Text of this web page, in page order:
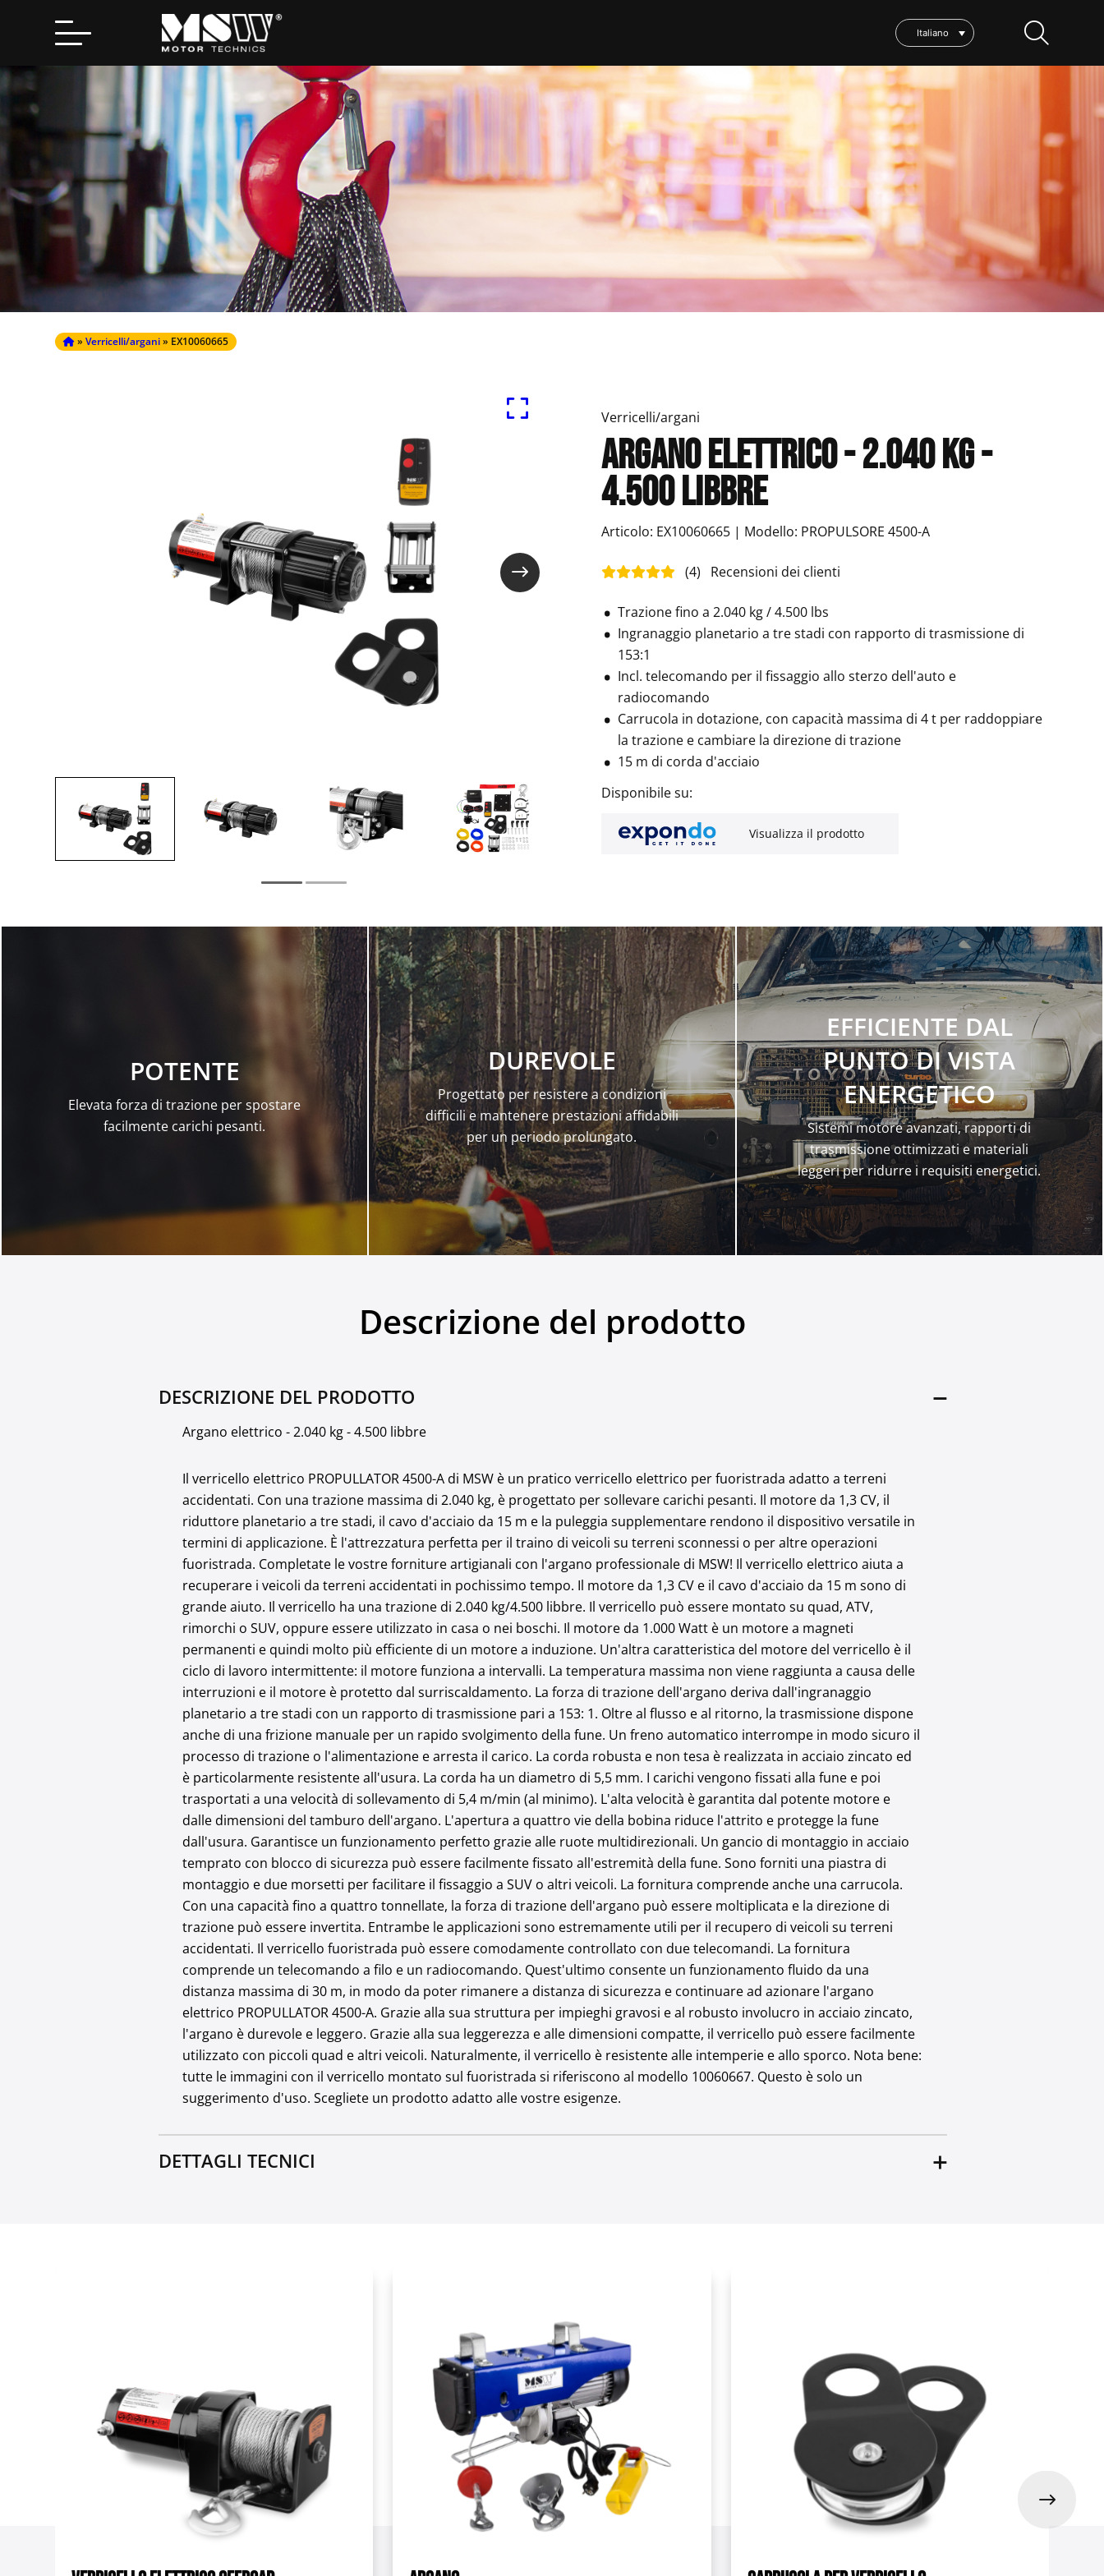
Italiano
for:
»Verricelli/argani» EX10060665
Verricelli/argani
Argano elettrico - 2.040 kg -
4.500 libbre
Articolo: EX10060665 | Modello: PROPULSORE 4500-A
(4) Recensioni dei clienti
Trazione fino a 2.040 kg / 4.500 lbs
Ingranaggio planetario a tre stadi con rapporto di trasmissione di
153:1
Incl. telecomando per il fissaggio allo sterzo dell'auto e
radiocomando
Carrucola in dotazione, con capacità massima di 4 t per raddoppiare
la trazione e cambiare la direzione di trazione
15 m di corda d'acciaio
Disponibile su:
Visualizza il prodotto
POTENTE
Elevata forza di trazione per spostare
facilmente carichi pesanti.
DUREVOLE
Progettato per resistere a condizioni
difficili e mantenere prestazioni affidabili
per un periodo prolungato.
EFFICIENTE DAL
PUNTO DI VISTA
ENERGETICO
Sistemi motore avanzati, rapporti di
trasmissione ottimizzati e materiali
leggeri per ridurre i requisiti energetici.
Descrizione del prodotto
DESCRIZIONE DEL PRODOTTO
Argano elettrico - 2.040 kg - 4.500 libbre
Il verricello elettrico PROPULLATOR 4500-A di MSW è un pratico verricello elettrico per fuoristrada adatto a terreni
accidentati. Con una trazione massima di 2.040 kg, è progettato per sollevare carichi pesanti. Il motore da 1,3 CV, il
riduttore planetario a tre stadi, il cavo d'acciaio da 15 m e la puleggia supplementare rendono il dispositivo versatile in
termini di applicazione. È l'attrezzatura perfetta per il traino di veicoli su terreni sconnessi o per altre operazioni
fuoristrada. Completate le vostre forniture artigianali con l'argano professionale di MSW! Il verricello elettrico aiuta a
recuperare i veicoli da terreni accidentati in pochissimo tempo. Il motore da 1,3 CV e il cavo d'acciaio da 15 m sono di
grande aiuto. Il verricello ha una trazione di 2.040 kg/4.500 libbre. Il verricello può essere montato su quad, ATV,
rimorchi o SUV, oppure essere utilizzato in casa o nei boschi. Il motore da 1.000 Watt è un motore a magneti
permanenti e quindi molto più efficiente di un motore a induzione. Un'altra caratteristica del motore del verricello è il
ciclo di lavoro intermittente: il motore funziona a intervalli. La temperatura massima non viene raggiunta a causa delle
interruzioni e il motore è protetto dal surriscaldamento. La forza di trazione dell'argano deriva dall'ingranaggio
planetario a tre stadi con un rapporto di trasmissione pari a 153: 1. Oltre al flusso e al ritorno, la trasmissione dispone
anche di una frizione manuale per un rapido svolgimento della fune. Un freno automatico interrompe in modo sicuro il
processo di trazione o l'alimentazione e arresta il carico. La corda robusta e non tesa è realizzata in acciaio zincato ed
è particolarmente resistente all'usura. La corda ha un diametro di 5,5 mm. I carichi vengono fissati alla fune e poi
trasportati a una velocità di sollevamento di 5,4 m/min (al minimo). L'alta velocità è garantita dal potente motore e
dalle dimensioni del tamburo dell'argano. L'apertura a quattro vie della bobina riduce l'attrito e protegge la fune
dall'usura. Garantisce un funzionamento perfetto grazie alle ruote multidirezionali. Un gancio di montaggio in acciaio
temprato con blocco di sicurezza può essere facilmente fissato all'estremità della fune. Sono forniti una piastra di
montaggio e due morsetti per facilitare il fissaggio a SUV o altri veicoli. La fornitura comprende anche una carrucola.
Con una capacità fino a quattro tonnellate, la forza di trazione dell'argano può essere moltiplicata e la direzione di
trazione può essere invertita. Entrambe le applicazioni sono estremamente utili per il recupero di veicoli su terreni
accidentati. Il verricello fuoristrada può essere comodamente controllato con due telecomandi. La fornitura
comprende un telecomando a filo e un radiocomando. Quest'ultimo consente un funzionamento fluido da una
distanza massima di 30 m, in modo da poter rimanere a distanza di sicurezza e continuare ad azionare l'argano
elettrico PROPULLATOR 4500-A. Grazie alla sua struttura per impieghi gravosi e al robusto involucro in acciaio zincato,
l'argano è durevole e leggero. Grazie alla sua leggerezza e alle dimensioni compatte, il verricello può essere facilmente
utilizzato con piccoli quad e altri veicoli. Naturalmente, il verricello è resistente alle intemperie e allo sporco. Nota bene:
tutte le immagini con il verricello montato sul fuoristrada si riferiscono al modello 10060667. Questo è solo un
suggerimento d'uso. Scegliete un prodotto adatto alle vostre esigenze.
DETTAGLI TECNICI
Apertura della bobina a quattro vie
Anello di traslazione
Carrucola per blocco snatch
1 x 4 t
Peso
10,50 kg
Dimensioni (LxLxH)
17,5 x 33 x 13 cm
Peso di spedizione
14 kg
Numero di articolo
10060665